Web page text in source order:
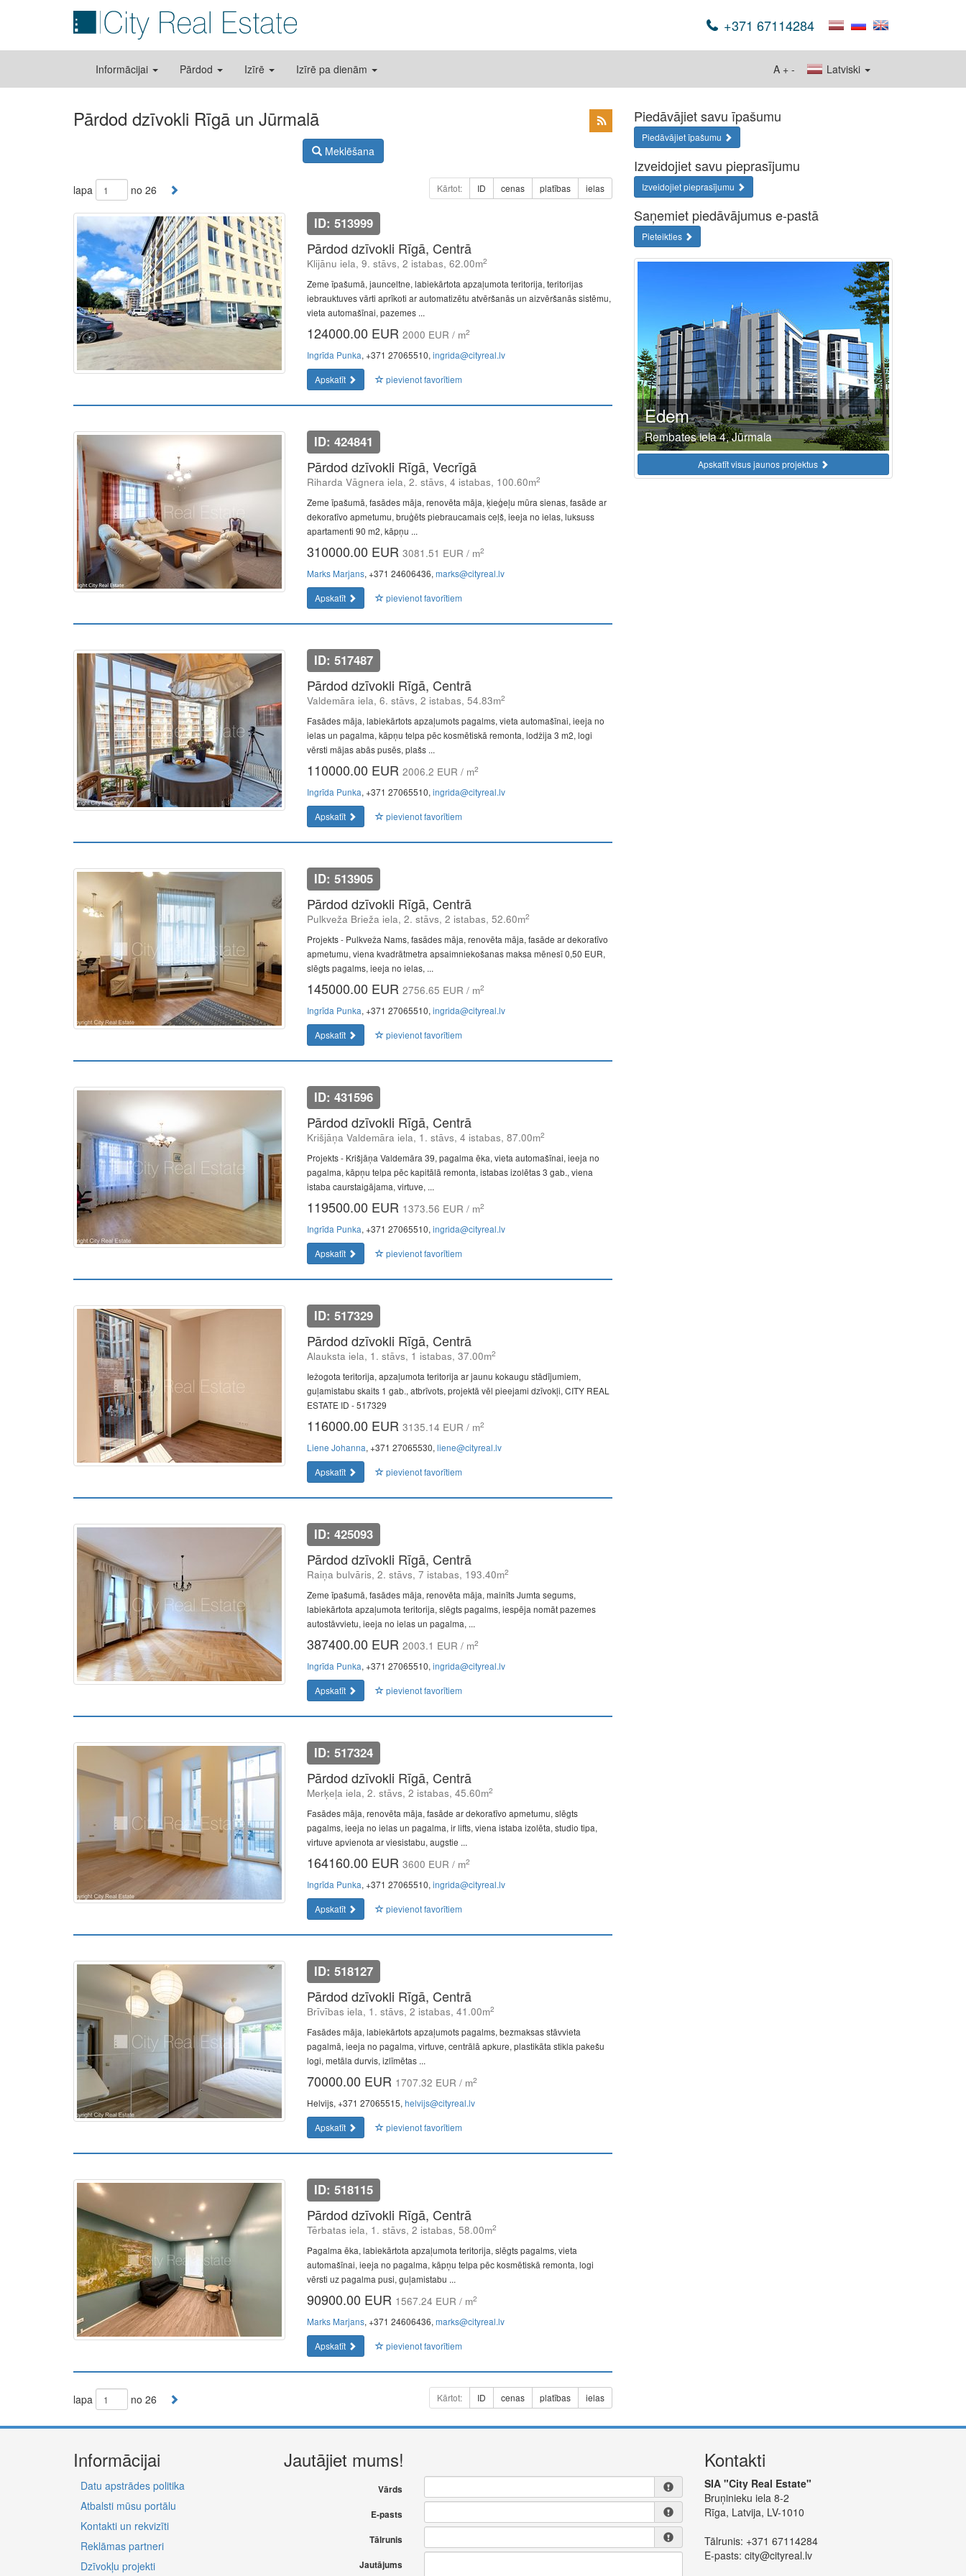
+371 67114284
Informācijai Pārdod Izīrē Izīrē pa dienām Latviski
A + -
Pārdod dzīvokli Rīgā un Jūrmalā
Meklēšana
lapa no 26 Kārtot: ID cenas platības ielas
ID: 513999
Pārdod dzīvokli Rīgā, Centrā
Klijānu iela, 9. stāvs, 2 istabas, 62.00m2
Zeme īpašumā, jaunceltne, labiekārtota apzaļumota teritorija, teritorijas
iebrauktuves vārti aprīkoti ar automatizētu atvēršanās un aizvēršanās sistēmu,
vieta automašīnai, pazemes ...
124000.00 EUR 2000 EUR / m2
Ingrīda Punka, +371 27065510, ingrida@cityreal.lv
Apskatīt
pievienot favorītiem
ID: 424841
Pārdod dzīvokli Rīgā, Vecrīgā
Riharda Vāgnera iela, 2. stāvs, 4 istabas, 100.60m2
Zeme īpašumā, fasādes māja, renovēta māja, ķieģeļu mūra sienas, fasāde ar
dekoratīvo apmetumu, bruģēts piebraucamais ceļš, ieeja no ielas, luksuss
apartamenti 90 m2, kāpņu ...
310000.00 EUR 3081.51 EUR / m2
Marks Marjans, +371 24606436, marks@cityreal.lv
Apskatīt
pievienot favorītiem
ID: 517487
Pārdod dzīvokli Rīgā, Centrā
Valdemāra iela, 6. stāvs, 2 istabas, 54.83m2
Fasādes māja, labiekārtots apzaļumots pagalms, vieta automašīnai, ieeja no
ielas un pagalma, kāpņu telpa pēc kosmētiskā remonta, lodžija 3 m2, logi
vērsti mājas abās pusēs, plašs ...
110000.00 EUR 2006.2 EUR / m2
Ingrīda Punka, +371 27065510, ingrida@cityreal.lv
Apskatīt
pievienot favorītiem
ID: 513905
Pārdod dzīvokli Rīgā, Centrā
Pulkveža Brieža iela, 2. stāvs, 2 istabas, 52.60m2
Projekts - Pulkveža Nams, fasādes māja, renovēta māja, fasāde ar dekoratīvo
apmetumu, viena kvadrātmetra apsaimniekošanas maksa mēnesī 0,50 EUR,
slēgts pagalms, ieeja no ielas, ...
145000.00 EUR 2756.65 EUR / m2
Ingrīda Punka, +371 27065510, ingrida@cityreal.lv
Apskatīt
pievienot favorītiem
ID: 431596
Pārdod dzīvokli Rīgā, Centrā
Krišjāņa Valdemāra iela, 1. stāvs, 4 istabas, 87.00m2
Projekts - Krišjāņa Valdemāra 39, pagalma ēka, vieta automašīnai, ieeja no
pagalma, kāpņu telpa pēc kapitālā remonta, istabas izolētas 3 gab., viena
istaba caurstaigājama, virtuve, ...
119500.00 EUR 1373.56 EUR / m2
Ingrīda Punka, +371 27065510, ingrida@cityreal.lv
Apskatīt
pievienot favorītiem
ID: 517329
Pārdod dzīvokli Rīgā, Centrā
Alauksta iela, 1. stāvs, 1 istabas, 37.00m2
Iežogota teritorija, apzaļumota teritorija ar jaunu kokaugu stādījumiem,
guļamistabu skaits 1 gab., atbrīvots, projektā vēl pieejami dzīvokļi, CITY REAL
ESTATE ID - 517329
116000.00 EUR 3135.14 EUR / m2
Liene Johanna, +371 27065530, liene@cityreal.lv
Apskatīt
pievienot favorītiem
ID: 425093
Pārdod dzīvokli Rīgā, Centrā
Raiņa bulvāris, 2. stāvs, 7 istabas, 193.40m2
Zeme īpašumā, fasādes māja, renovēta māja, mainīts Jumta segums,
labiekārtota apzaļumota teritorija, slēgts pagalms, iespēja nomāt pazemes
autostāvvietu, ieeja no ielas un pagalma, ...
387400.00 EUR 2003.1 EUR / m2
Ingrīda Punka, +371 27065510, ingrida@cityreal.lv
Apskatīt
pievienot favorītiem
ID: 517324
Pārdod dzīvokli Rīgā, Centrā
Merķeļa iela, 2. stāvs, 2 istabas, 45.60m2
Fasādes māja, renovēta māja, fasāde ar dekoratīvo apmetumu, slēgts
pagalms, ieeja no ielas un pagalma, ir lifts, viena istaba izolēta, studio tipa,
virtuve apvienota ar viesistabu, augstie ...
164160.00 EUR 3600 EUR / m2
Ingrīda Punka, +371 27065510, ingrida@cityreal.lv
Apskatīt
pievienot favorītiem
ID: 518127
Pārdod dzīvokli Rīgā, Centrā
Brīvības iela, 1. stāvs, 2 istabas, 41.00m2
Fasādes māja, labiekārtots apzaļumots pagalms, bezmaksas stāvvieta
pagalmā, ieeja no pagalma, virtuve, centrālā apkure, plastikāta stikla pakešu
logi, metāla durvis, izlīmētas ...
70000.00 EUR 1707.32 EUR / m2
Helvijs, +371 27065515, helvijs@cityreal.lv
Apskatīt
pievienot favorītiem
ID: 518115
Pārdod dzīvokli Rīgā, Centrā
Tērbatas iela, 1. stāvs, 2 istabas, 58.00m2
Pagalma ēka, labiekārtota apzaļumota teritorija, slēgts pagalms, vieta
automašīnai, ieeja no pagalma, kāpņu telpa pēc kosmētiskā remonta, logi
vērsti uz pagalma pusi, guļamistabu ...
90900.00 EUR 1567.24 EUR / m2
Marks Marjans, +371 24606436, marks@cityreal.lv
Apskatīt
pievienot favorītiem
lapa no 26 Kārtot: ID cenas platības ielas
Piedāvājiet savu īpašumu
Piedāvājiet īpašumu
Izveidojiet savu pieprasījumu
Izveidojiet pieprasījumu
Saņemiet piedāvājumus e-pastā
Pieteikties
Edem
Rembates iela 4, Jūrmala
Apskatīt visus jaunos projektus
Informācijai
Datu apstrādes politika
Atbalsti mūsu portālu
Kontakti un rekvizīti
Reklāmas partneri
Dzīvokļu projekti
Jautājiet mums!
Vārds
E-pasts
Tālrunis
Jautājums
Kontakti
SIA "City Real Estate"
Bruņinieku iela 8-2
Rīga, Latvija, LV-1010
Tālrunis: +371 67114284
E-pasts: city@cityreal.lv